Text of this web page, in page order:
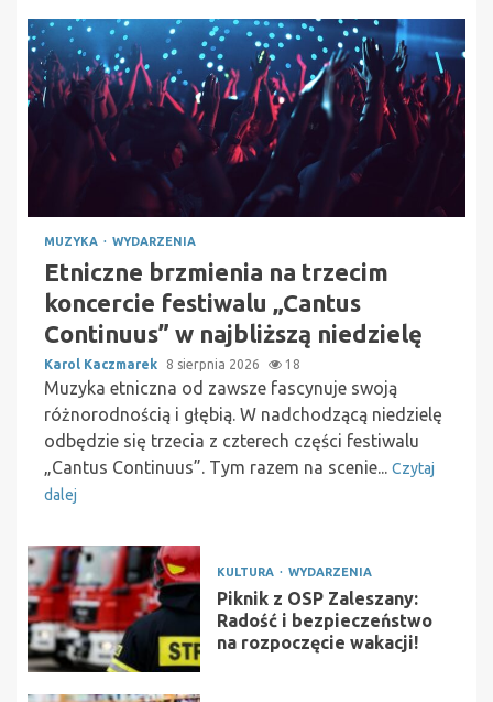
MUZYKA WYDARZENIA
Etniczne brzmienia na trzecim
koncercie festiwalu „Cantus
Continuus” w najbliższą niedzielę
Karol Kaczmarek 8 sierpnia 2026 18
Muzyka etniczna od zawsze fascynuje swoją
różnorodnością i głębią. W nadchodzącą niedzielę
odbędzie się trzecia z czterech części festiwalu
„Cantus Continuus”. Tym razem na scenie... Czytaj
dalej
KULTURA WYDARZENIA
Piknik z OSP Zaleszany:
Radość i bezpieczeństwo
na rozpoczęcie wakacji!